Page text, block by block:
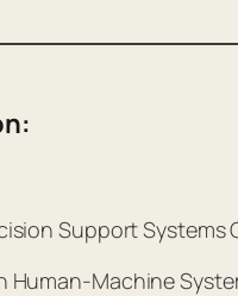
Support
Human-Machine